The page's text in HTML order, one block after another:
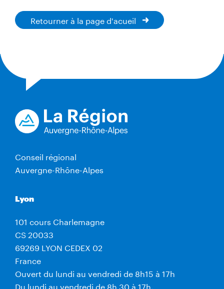
Retourner à la page d'acueil
Conseil régional
Auvergne-Rhône-Alpes
Lyon
101 cours Charlemagne
CS 20033
69269 LYON CEDEX 02
France
Ouvert du lundi au vendredi de 8h15 à 17h
Du lundi au vendredi de 8h 30 à 17h.